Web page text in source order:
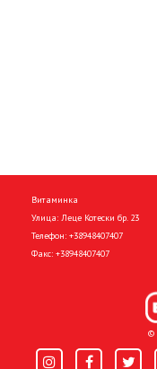
Витаминка
Улица: Леце Котески бр. 23
Телефон: +38948407407
Факс: +38948407407
©